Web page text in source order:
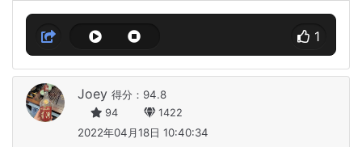
1
Joey 得分：94.8
94 1422
2022年04月18日 10:40:34